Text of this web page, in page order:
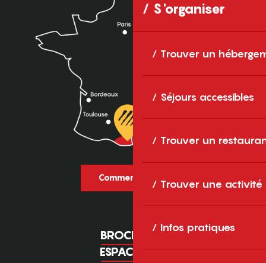
S'organiser
Trouver un
Séjours accessibles
Trouver un
Trouver une activité
Infos pratiques
Comment venir ?
BROCHURES
ESPACE PRO